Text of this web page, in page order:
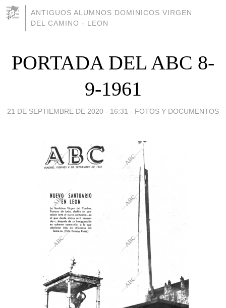
ANTIGUOS ALUMNOS DOMINICOS VIRGEN
DEL CAMINO - LEON
PORTADA DEL ABC 8-
9-1961
21 DE SEPTIEMBRE DE 2020 - 16:31 - FOTOS Y DOCUMENTOS